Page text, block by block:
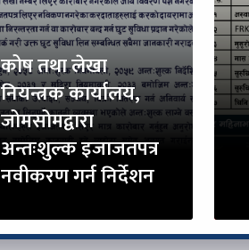
कोष तथा लेखा
नियन्त्रक कार्यालय,
जोमसोमद्वारा
अन्तःशुल्क इजाजतपत्र
नवीकरण गर्न निर्देशन